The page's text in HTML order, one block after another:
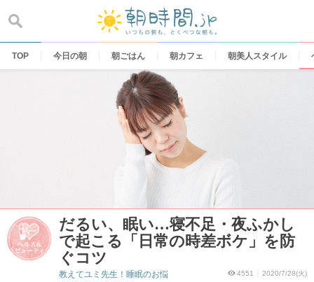
content
TOP 今日の朝 朝ごはん 朝カフェ 朝美人スタイル
だるい、眠い…寝不足・夜ふかし
で起こる「日常の時差ボケ」を防
ぐコツ
4551 2020/7/28(火)
教えてユミ先生！睡眠のお悩